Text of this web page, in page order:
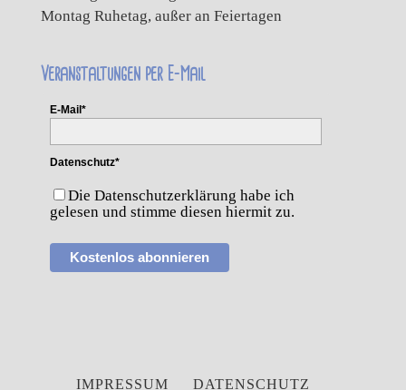
Montag Ruhetag, außer an Feiertagen
Veranstaltungen per E-Mail
E-Mail*
Datenschutz*
Die Datenschutzerklärung habe ich
gelesen und stimme diesen hiermit zu.
Kostenlos abonnieren
IMPRESSUM DATENSCHUTZ